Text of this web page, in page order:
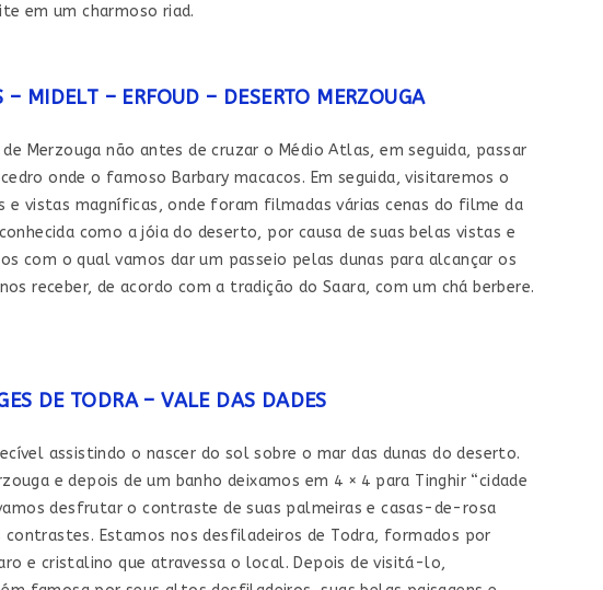
em um charmoso riad.
MIDELT – ERFOUD – DESERTO MERZOUGA
Merzouga não antes de cruzar o Médio Atlas, em seguida, passar
onde o famoso Barbary macacos. Em seguida, visitaremos o
vistas magníficas, onde foram filmadas várias cenas do filme da
como a jóia do deserto, por causa de suas belas vistas e
com o qual vamos dar um passeio pelas dunas para alcançar os
receber, de acordo com a tradição do Saara, com um chá berbere.
DE TODRA – VALE DAS DADES
assistindo o nascer do sol sobre o mar das dunas do deserto.
e depois de um banho deixamos em 4 × 4 para Tinghir “cidade
desfrutar o contraste de suas palmeiras e casas-de-rosa
Estamos nos desfiladeiros de Todra, formados por
e cristalino que atravessa o local. Depois de visitá-lo,